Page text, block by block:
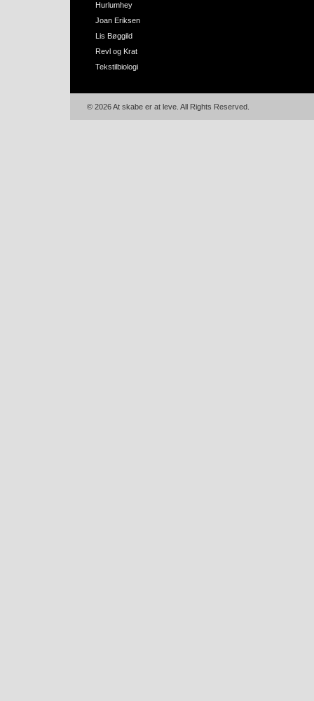
Hurlumhey
Joan Eriksen
Lis Bøggild
Revl og Krat
Tekstilbiologi
© 2026 At skabe er at leve. All Rights Reserved.